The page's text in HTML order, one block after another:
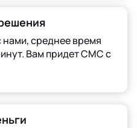
нами, среднее время
Вам придет СМС с